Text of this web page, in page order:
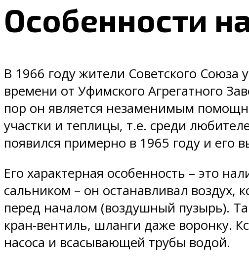
Особенности
В 1966 году жители Советского Союза
времени от Уфимского Агрегатного
пор он является незаменимым
участки и теплицы, т.е. среди
появился примерно в 1965 году и его
Его характерная особенность – это
сальником – он останавливал воздух,
перед началом (воздушный пузырь).
кран-вентиль, шланги даже воронку.
насоса и всасывающей трубы водой.